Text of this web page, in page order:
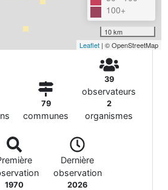
100+
10 km
Leaflet | © OpenStreetMap
79
communes
39
observateurs
2
organismes
1970
Dernière
observation
2026